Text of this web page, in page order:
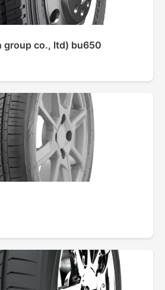
group co., ltd) bu650